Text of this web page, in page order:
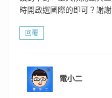
時開啟選國際的即可？謝謝
回覆
電小二